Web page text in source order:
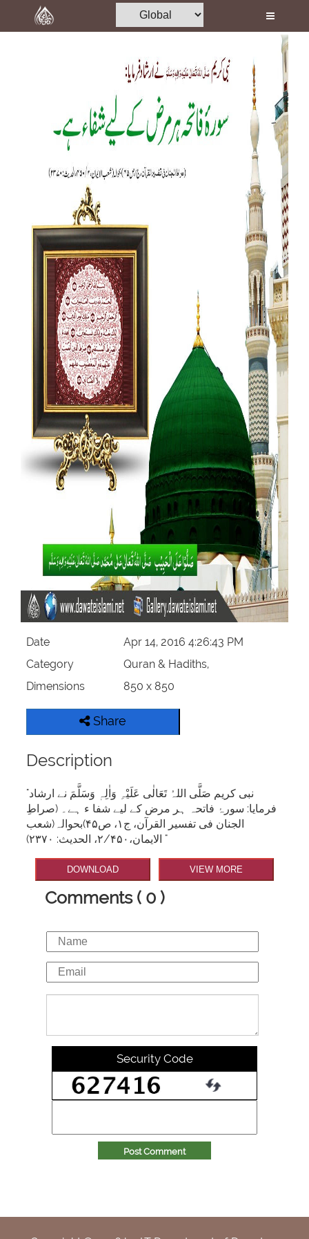
Home
Madani Channel
Departments
Our Websites
Date
Apr 14, 2016 4:26:43 PM
Category
Quran & Hadiths,
Dimensions
850 x 850
Share
Description
"نبی کریم صَلَّی اللہُ تَعَالٰی عَلَیْہِ وَاٰلِہٖ وَسَلَّمَ نے ارشاد
فرمایا: سورۂ فاتحہ ہر مرض کے لیے شفا ء ہے۔ (صراطِ
الجنان فی تفسیر القرآن، ج۱، ص۴۵)بحوالہ(شعب
الایمان،۲/۴۵۰، الحدیث: ۲۳۷۰) "
DOWNLOAD VIEW MORE
Comments ( 0 )
Security Code
Post Comment